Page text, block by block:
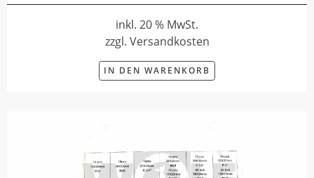
inkl. 20 % MwSt.
zzgl. Versandkosten
IN DEN WARENKORB